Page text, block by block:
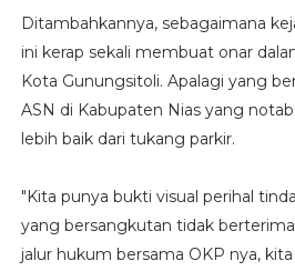
Ditambahkannya, sebagaimana
ini kerap sekali membuat onar
Kota Gunungsitoli. Apalagi yang
ASN di Kabupaten Nias yang
lebih baik dari tukang parkir.
"Kita punya bukti visual perihal
yang bersangkutan tidak
jalur hukum bersama OKP nya, kita